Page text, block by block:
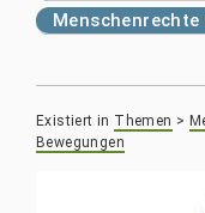
Existiert in Themen >
Bewegungen